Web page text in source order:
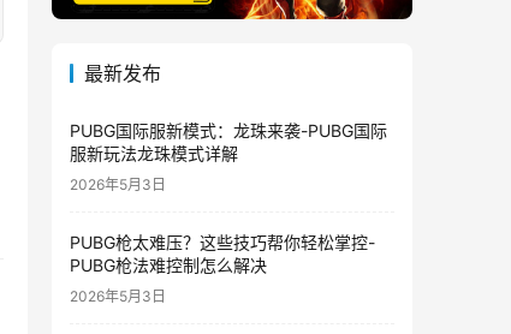
最新发布
PUBG国际服新模式：龙珠来袭-PUBG国际
服新玩法龙珠模式详解
2026年5月3日
PUBG枪太难压？这些技巧帮你轻松掌控-
PUBG枪法难控制怎么解决
2026年5月3日